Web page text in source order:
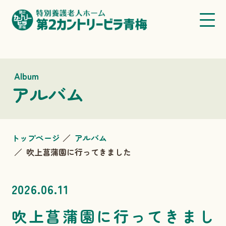
Album
アルバム
トップページ
アルバム
吹上菖蒲園に行ってきました
2026.06.11
吹上菖蒲園に行ってきまし